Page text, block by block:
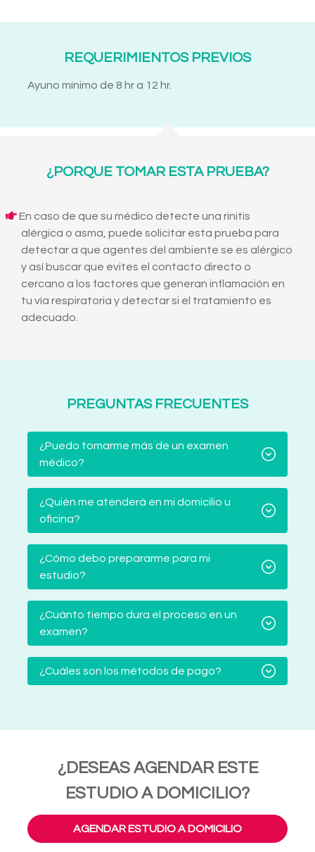
REQUERIMIENTOS PREVIOS
Ayuno mínimo de 8 hr a 12 hr.
¿PORQUE TOMAR ESTA PRUEBA?
En caso de que su médico detecte una rinitis
alérgica o asma, puede solicitar esta prueba para
detectar a que agentes del ambiente se es alérgico
y así buscar que evites el contacto directo o
cercano a los factores que generan inflamación en
tu vía respiratoria y detectar si el tratamiento es
adecuado.
PREGUNTAS FRECUENTES
¿Puedo tomarme más de un examen
médico?
¿Quién me atenderá en mi domicilio u
oficina?
¿Cómo debo prepararme para mi
estudio?
¿Cuánto tiempo dura el proceso en un
examen?
¿Cuáles son los métodos de pago?
¿DESEAS AGENDAR ESTE
ESTUDIO A DOMICILIO?
AGENDAR ESTUDIO A DOMICILIO